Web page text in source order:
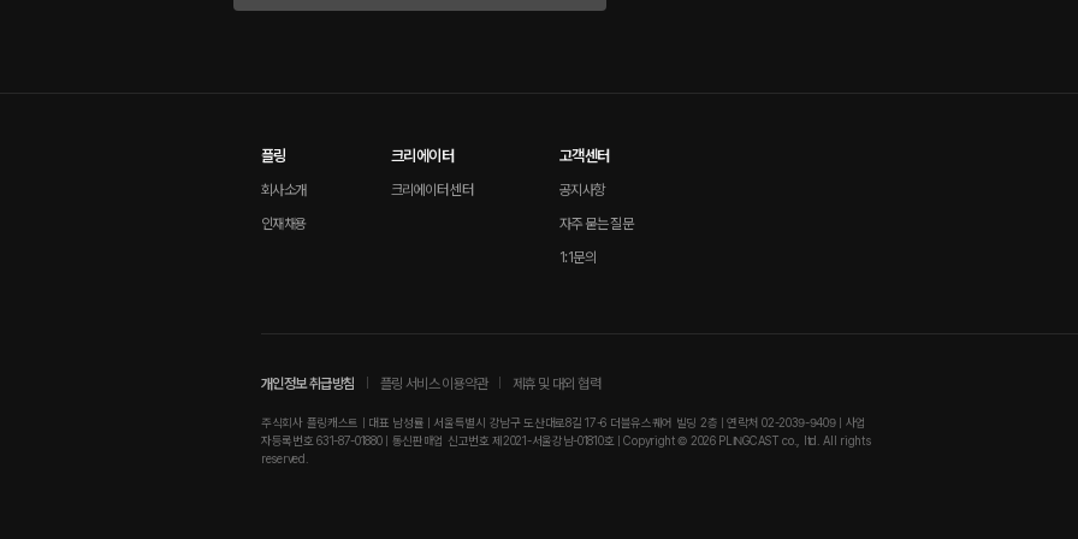
플링
회사소개
인재채용
크리에이터
크리에이터 센터
고객센터
공지사항
자주 묻는 질문
1:1문의
개인정보 취급방침 플링 서비스 이용약관 제휴 및 대외 협력
주식회사 플링캐스트 | 대표 남성률 | 서울특별시 강남구 도산대로8길 17-6 더블유스퀘어 빌딩 2층 | 연락처 02-2039-9409 | 사업
자등록번호 631-87-01880 | 통신판매업 신고번호 제2021-서울강남-01810호 | Copyright © 2026 PLINGCAST co., ltd. All rights
reserved.